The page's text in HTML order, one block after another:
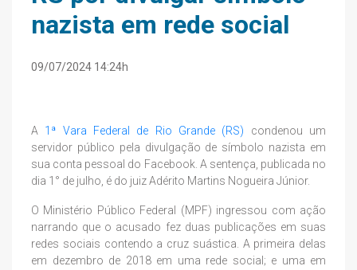
nazista em rede social
09/07/2024 14:24h
A 1ª Vara Federal de Rio Grande (RS) condenou um
servidor público pela divulgação de símbolo nazista em
sua conta pessoal do Facebook. A sentença, publicada no
dia 1° de julho, é do juiz Adérito Martins Nogueira Júnior.
O Ministério Público Federal (MPF) ingressou com ação
narrando que o acusado fez duas publicações em suas
redes sociais contendo a cruz suástica. A primeira delas
em dezembro de 2018 em uma rede social; e uma em